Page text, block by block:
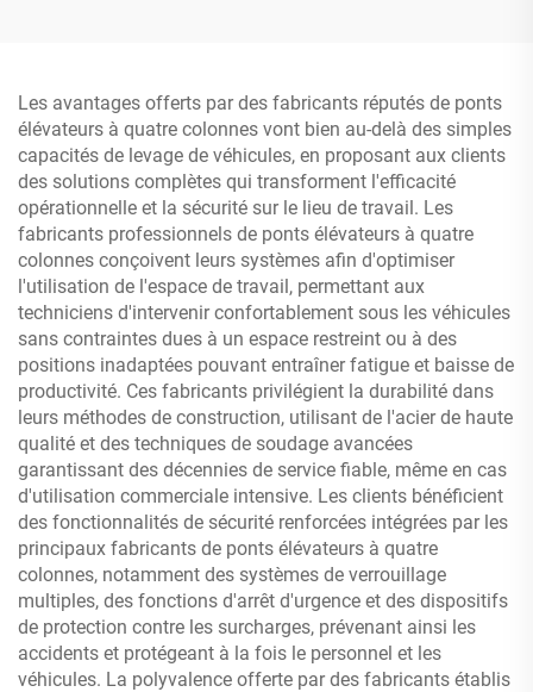
Les avantages offerts par des fabricants réputés de ponts
élévateurs à quatre colonnes vont bien au-delà des simples
capacités de levage de véhicules, en proposant aux clients
des solutions complètes qui transforment l'efficacité
opérationnelle et la sécurité sur le lieu de travail. Les
fabricants professionnels de ponts élévateurs à quatre
colonnes conçoivent leurs systèmes afin d'optimiser
l'utilisation de l'espace de travail, permettant aux
techniciens d'intervenir confortablement sous les véhicules
sans contraintes dues à un espace restreint ou à des
positions inadaptées pouvant entraîner fatigue et baisse de
productivité. Ces fabricants privilégient la durabilité dans
leurs méthodes de construction, utilisant de l'acier de haute
qualité et des techniques de soudage avancées
garantissant des décennies de service fiable, même en cas
d'utilisation commerciale intensive. Les clients bénéficient
des fonctionnalités de sécurité renforcées intégrées par les
principaux fabricants de ponts élévateurs à quatre
colonnes, notamment des systèmes de verrouillage
multiples, des fonctions d'arrêt d'urgence et des dispositifs
de protection contre les surcharges, prévenant ainsi les
accidents et protégeant à la fois le personnel et les
véhicules. La polyvalence offerte par des fabricants établis